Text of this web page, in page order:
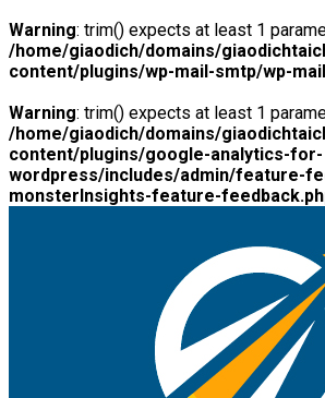
Warning: trim() expects at least 1
/home/giaodich/domains/
content/plugins/wp-mail-smtp/wp-
Warning: trim() expects at least 1
/home/giaodich/domains/
content/plugins/google-analytics-for-
wordpress/includes/admin/feature-
monsterInsights-feature-